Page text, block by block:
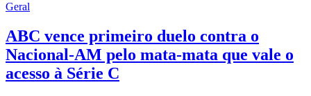
Geral
ABC vence primeiro duelo contra o
Nacional-AM pelo mata-mata que vale o
acesso à Série C